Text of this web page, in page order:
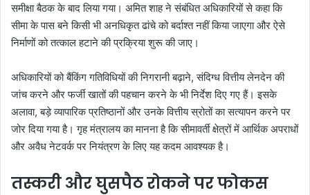
समीक्षा बैठक के बाद लिया गया। अमित शाह ने संबंधित अधिकारियों से कहा कि
सीमा के पास बने किसी भी अनधिकृत ढांचे को बर्दाश्त नहीं किया जाएगा और ऐसे
निर्माणों को तत्काल हटाने की प्रक्रिया शुरू की जाए।
अधिकारियों को बैंकिंग गतिविधियों की निगरानी बढ़ाने, संदिग्ध वित्तीय लेनदेन की
जांच करने और फर्जी खातों की पहचान करने के भी निर्देश दिए गए हैं। इसके
अलावा, बड़े व्यापारिक प्रतिष्ठानों और उनके वित्तीय स्रोतों का सत्यापन करने पर
जोर दिया गया है। गृह मंत्रालय का मानना है कि सीमावर्ती क्षेत्रों में आर्थिक अपराधों
और अवैध नेटवर्क पर नियंत्रण के लिए यह कदम आवश्यक है।
तस्करी और घुसपैठ रोकने पर फोकस